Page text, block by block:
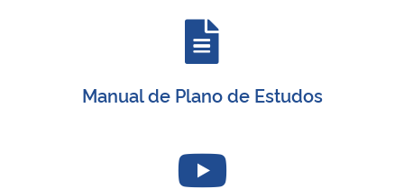
Manual de Plano de Estudos